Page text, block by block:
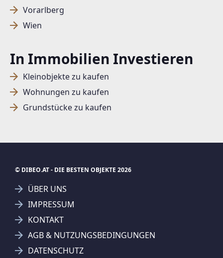
Vorarlberg
Wien
In Immobilien Investieren
Kleinobjekte zu kaufen
Wohnungen zu kaufen
Grundstücke zu kaufen
© DIBEO.AT - DIE BESTEN OBJEKTE 2026
ÜBER UNS
IMPRESSUM
KONTAKT
AGB & NUTZUNGSBEDINGUNGEN
DATENSCHUTZ